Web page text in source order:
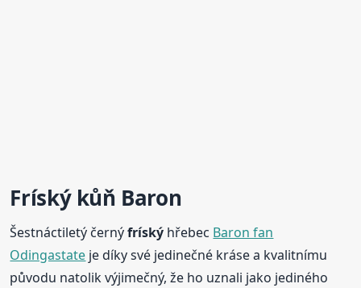
Fríský kůň Baron
Šestnáctiletý černýfríský hřebec Baron fan
Odingastate je díky své jedinečné kráse a kvalitnímu
původu natolik výjimečný, že ho uznali jako jediného